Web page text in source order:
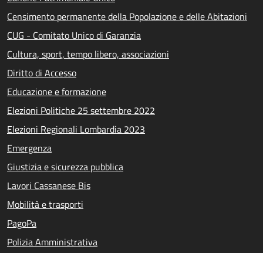
Censimento permanente della Popolazione e delle Abitazioni
CUG - Comitato Unico di Garanzia
Cultura, sport, tempo libero, associazioni
Diritto di Accesso
Educazione e formazione
Elezioni Politiche 25 settembre 2022
Elezioni Regionali Lombardia 2023
Emergenza
Giustizia e sicurezza pubblica
Lavori Cassanese Bis
Mobilità e trasporti
PagoPa
Polizia Amministrativa